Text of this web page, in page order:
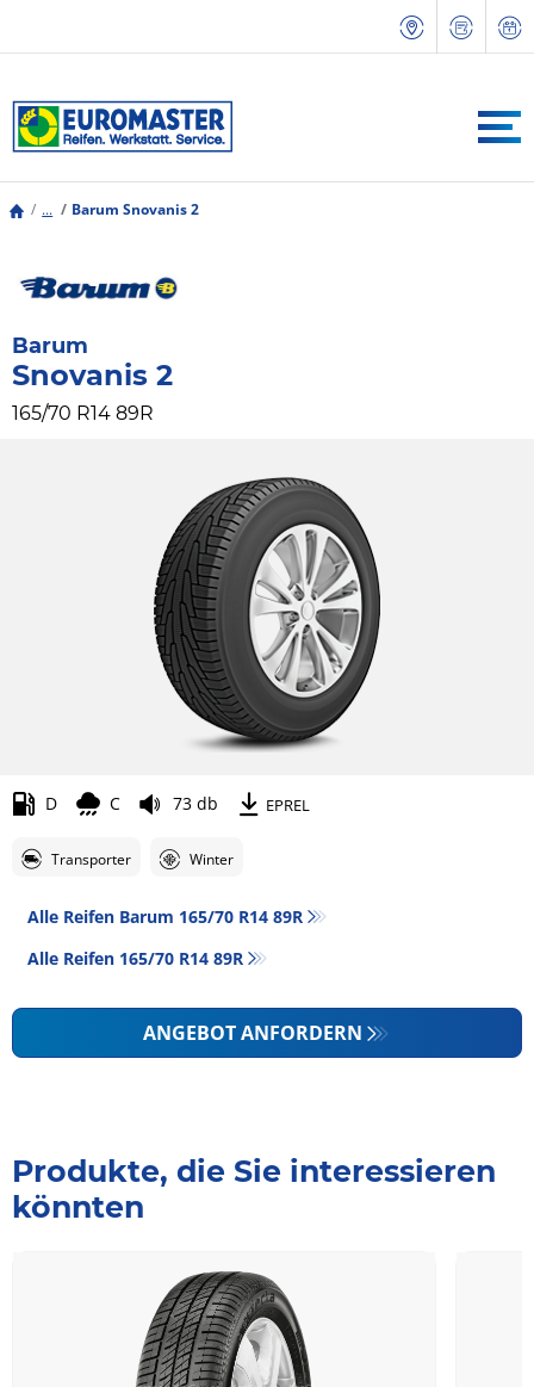
... Barum Snovanis 2
Barum
Snovanis 2
165/70 R14 89R
D C 73 db EPREL
Transporter Winter
Alle Reifen Barum 165/70 R14 89R
Alle Reifen‎ 165/70 R14 89R
ANGEBOT ANFORDERN
Produkte, die Sie interessieren
könnten